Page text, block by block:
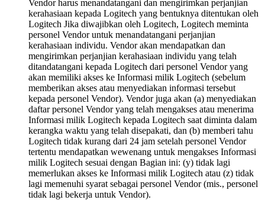
Vendor harus menandatangani dan mengirimkan perjanjian
kerahasiaan kepada Logitech yang bentuknya ditentukan oleh
Logitech Jika diwajibkan oleh Logitech, Logitech meminta
personel Vendor untuk menandatangani perjanjian
kerahasiaan individu. Vendor akan mendapatkan dan
mengirimkan perjanjian kerahasiaan individu yang telah
ditandatangani kepada Logitech dari personel Vendor yang
akan memiliki akses ke Informasi milik Logitech (sebelum
memberikan akses atau menyediakan informasi tersebut
kepada personel Vendor). Vendor juga akan (a) menyediakan
daftar personel Vendor yang telah mengakses atau menerima
Informasi milik Logitech kepada Logitech saat diminta dalam
kerangka waktu yang telah disepakati, dan (b) memberi tahu
Logitech tidak kurang dari 24 jam setelah personel Vendor
tertentu mendapatkan wewenang untuk mengakses Informasi
milik Logitech sesuai dengan Bagian ini: (y) tidak lagi
memerlukan akses ke Informasi milik Logitech atau (z) tidak
lagi memenuhi syarat sebagai personel Vendor (mis., personel
tidak lagi bekerja untuk Vendor).